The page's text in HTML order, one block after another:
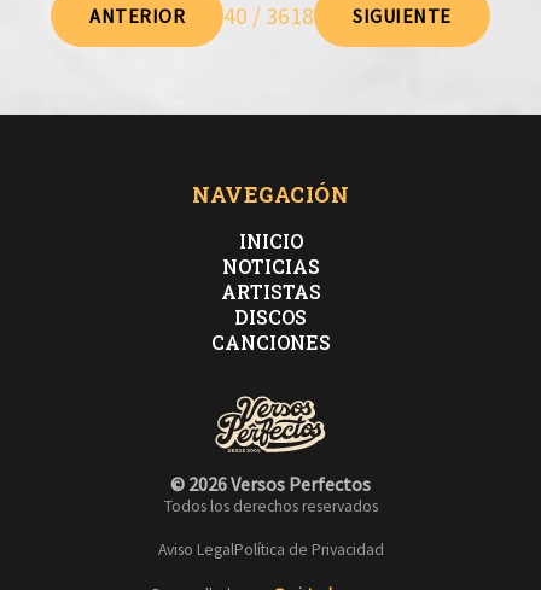
ANTERIOR 40 / 3618 SIGUIENTE
NAVEGACIÓN
INICIO
NOTICIAS
ARTISTAS
DISCOS
CANCIONES
© 2026 Versos Perfectos
Todos los derechos reservados
Aviso LegalPolítica de Privacidad